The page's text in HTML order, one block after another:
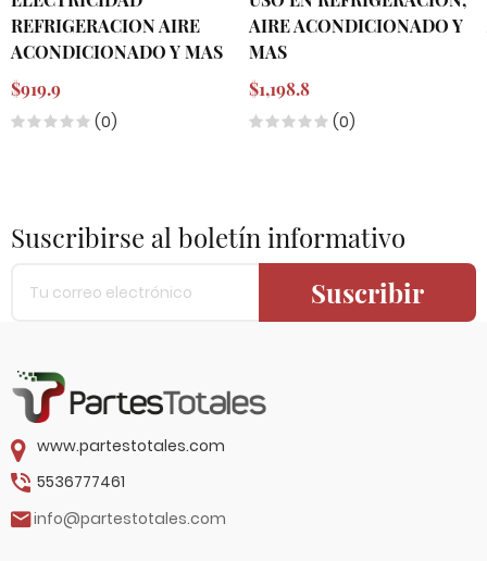
REFRIGERACION AIRE
ACONDICIONADO Y MAS
$919.9
(0)
AIRE ACONDICIONADO Y
MAS
$1,198.8
(0)
Suscribirse al boletín informativo
Suscribir
www.partestotales.com
5536777461
info@partestotales.com